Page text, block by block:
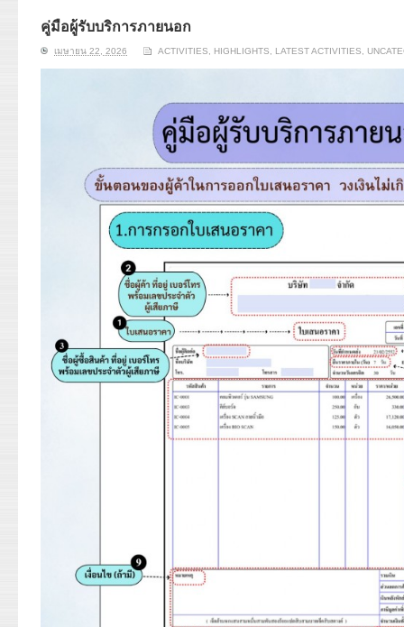
energy supply and
demand of various
energy-consuming
sectors. Our analyses
Read More
policy. Two patent-
pending, non-tracking
Read More
คู่มือผู้รับบริการภายนอก
เมษายน 22, 2026 ACTIVITIES HIGHLIGHTS LATEST ACTIVITIES